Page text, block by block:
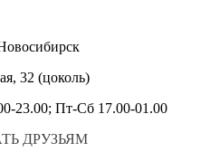
32 (цоколь)
23.00; Пт-Сб 17.00-01.00
ДРУЗЬЯМ